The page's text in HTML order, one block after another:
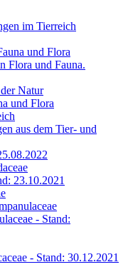
im Tierreich
und Flora
Flora und Fauna.
Natur
und Flora
aus dem Tier- und
23.10.2021
- Stand:
- Stand: 30.12.2021